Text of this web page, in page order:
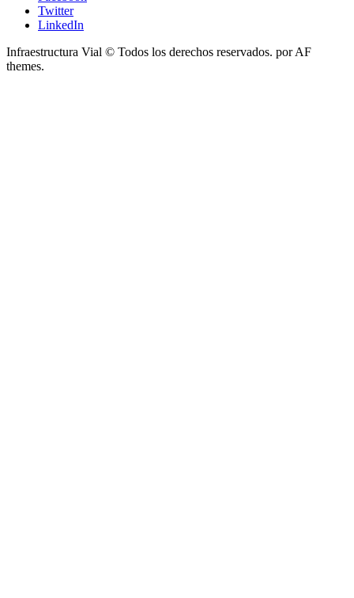
Twitter
LinkedIn
Infraestructura Vial © Todos los derechos reservados. por AF
themes.